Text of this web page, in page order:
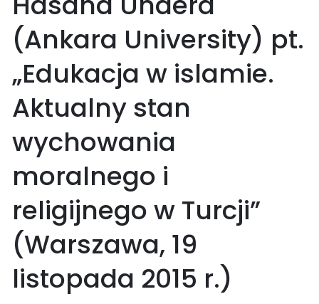
(Ankara University) pt.
„Edukacja w islamie.
Aktualny stan
wychowania
moralnego i
religijnego w Turcji”
(Warszawa, 19
listopada 2015 r.)